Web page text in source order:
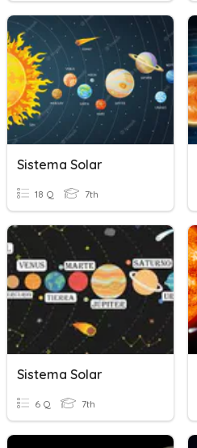
Sistema Solar
18 Q 7th
Sistema Solar
6 Q 7th